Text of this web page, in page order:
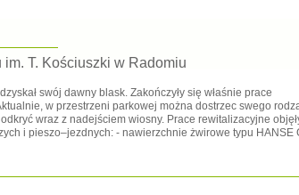
T. Kościuszki w Radomiu
swój dawny blask. Zakończyły się właśnie prace
w przestrzeni parkowej można dostrzec swego
wraz z nadejściem wiosny. Prace rewitalizacyjne
i pieszo–jezdnych: - nawierzchnie żwirowe typu HANSE